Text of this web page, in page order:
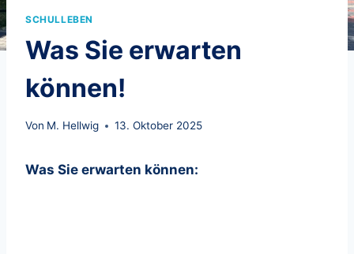
SCHULLEBEN
Was Sie erwarten
können!
Von M. Hellwig 13. Oktober 2025
Was Sie erwarten können: